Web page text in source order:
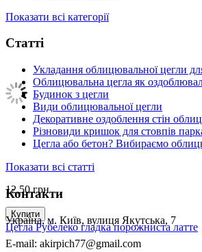
12,50грн
Купити
Цегла Рубелеко гладка порожниста латте
Показати всі категорії
Статті
Укладання облицювальної цегли
Облицювальна цегла як
Будинок з цегли
Види облицювальної цегли
Декоративне оздоблення стін
Різновиди кришок для стовпів
Цегла або бетон? Вибираємо
Показати всі статті
Контакти
Україна, м. Київ, вулиця Якутська, 7
E-mail: akirpich77@gmail.com